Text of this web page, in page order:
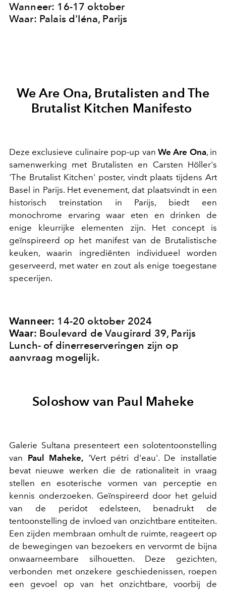
Wanneer: 16-17 oktober
Waar: Palais d'Iéna, Parijs
We Are Ona, Brutalisten and The
Brutalist Kitchen Manifesto
Deze exclusieve culinaire pop-up van We Are Ona, in
samenwerking met Brutalisten en Carsten Höller's
'The Brutalist Kitchen' poster, vindt plaats tijdens Art
Basel in Parijs. Het evenement, dat plaatsvindt in een
historisch treinstation in Parijs, biedt een
monochrome ervaring waar eten en drinken de
enige kleurrijke elementen zijn. Het concept is
geïnspireerd op het manifest van de Brutalistische
keuken, waarin ingrediënten individueel worden
geserveerd, met water en zout als enige toegestane
specerijen.
Wanneer: 14-20 oktober 2024
Waar: Boulevard de Vaugirard 39, Parijs
Lunch- of dinerreserveringen zijn op
aanvraag mogelijk.
Soloshow van Paul Maheke
Galerie Sultana presenteert een solotentoonstelling
van Paul Maheke, 'Vert pétri d'eau'. De installatie
bevat nieuwe werken die de rationaliteit in vraag
stellen en esoterische vormen van perceptie en
kennis onderzoeken. Geïnspireerd door het geluid
van de peridot edelsteen, benadrukt de
tentoonstelling de invloed van onzichtbare entiteiten.
Een zijden membraan omhult de ruimte, reageert op
de bewegingen van bezoekers en vervormt de bijna
onwaarneembare silhouetten. Deze gezichten,
verbonden met onzekere geschiedenissen, roepen
een gevoel op van het onzichtbare, voorbij de